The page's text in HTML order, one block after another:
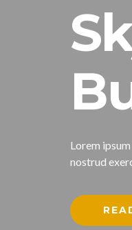
Lorem
nostrud